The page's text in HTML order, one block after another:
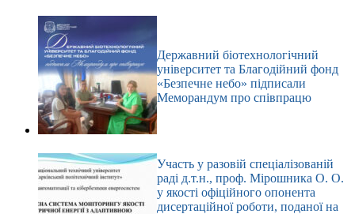
Державний біотехнологічний
університет та Благодійний фонд
«Безпечне небо» підписали
Меморандум про співпрацю
Участь у разовій спеціалізованій
раді д.т.н., проф. Мірошника О. О.
у якості офіційного опонента
дисертаційної роботи, поданої на